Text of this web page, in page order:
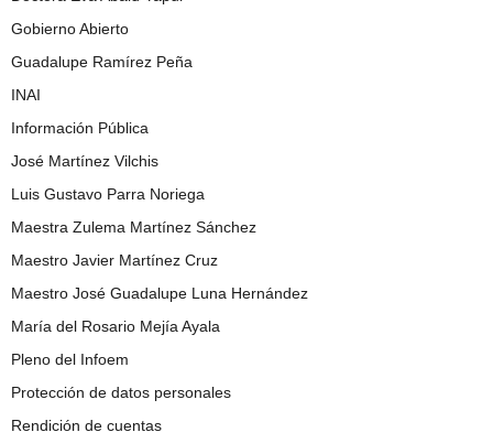
Gobierno Abierto
Guadalupe Ramírez Peña
INAI
Información Pública
José Martínez Vilchis
Luis Gustavo Parra Noriega
Maestra Zulema Martínez Sánchez
Maestro Javier Martínez Cruz
Maestro José Guadalupe Luna Hernández
María del Rosario Mejía Ayala
Pleno del Infoem
Protección de datos personales
Rendición de cuentas